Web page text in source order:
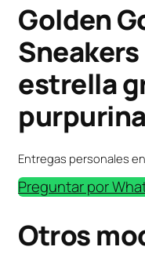
Golden
estrella
Entregas personales
Preguntar por
Otros